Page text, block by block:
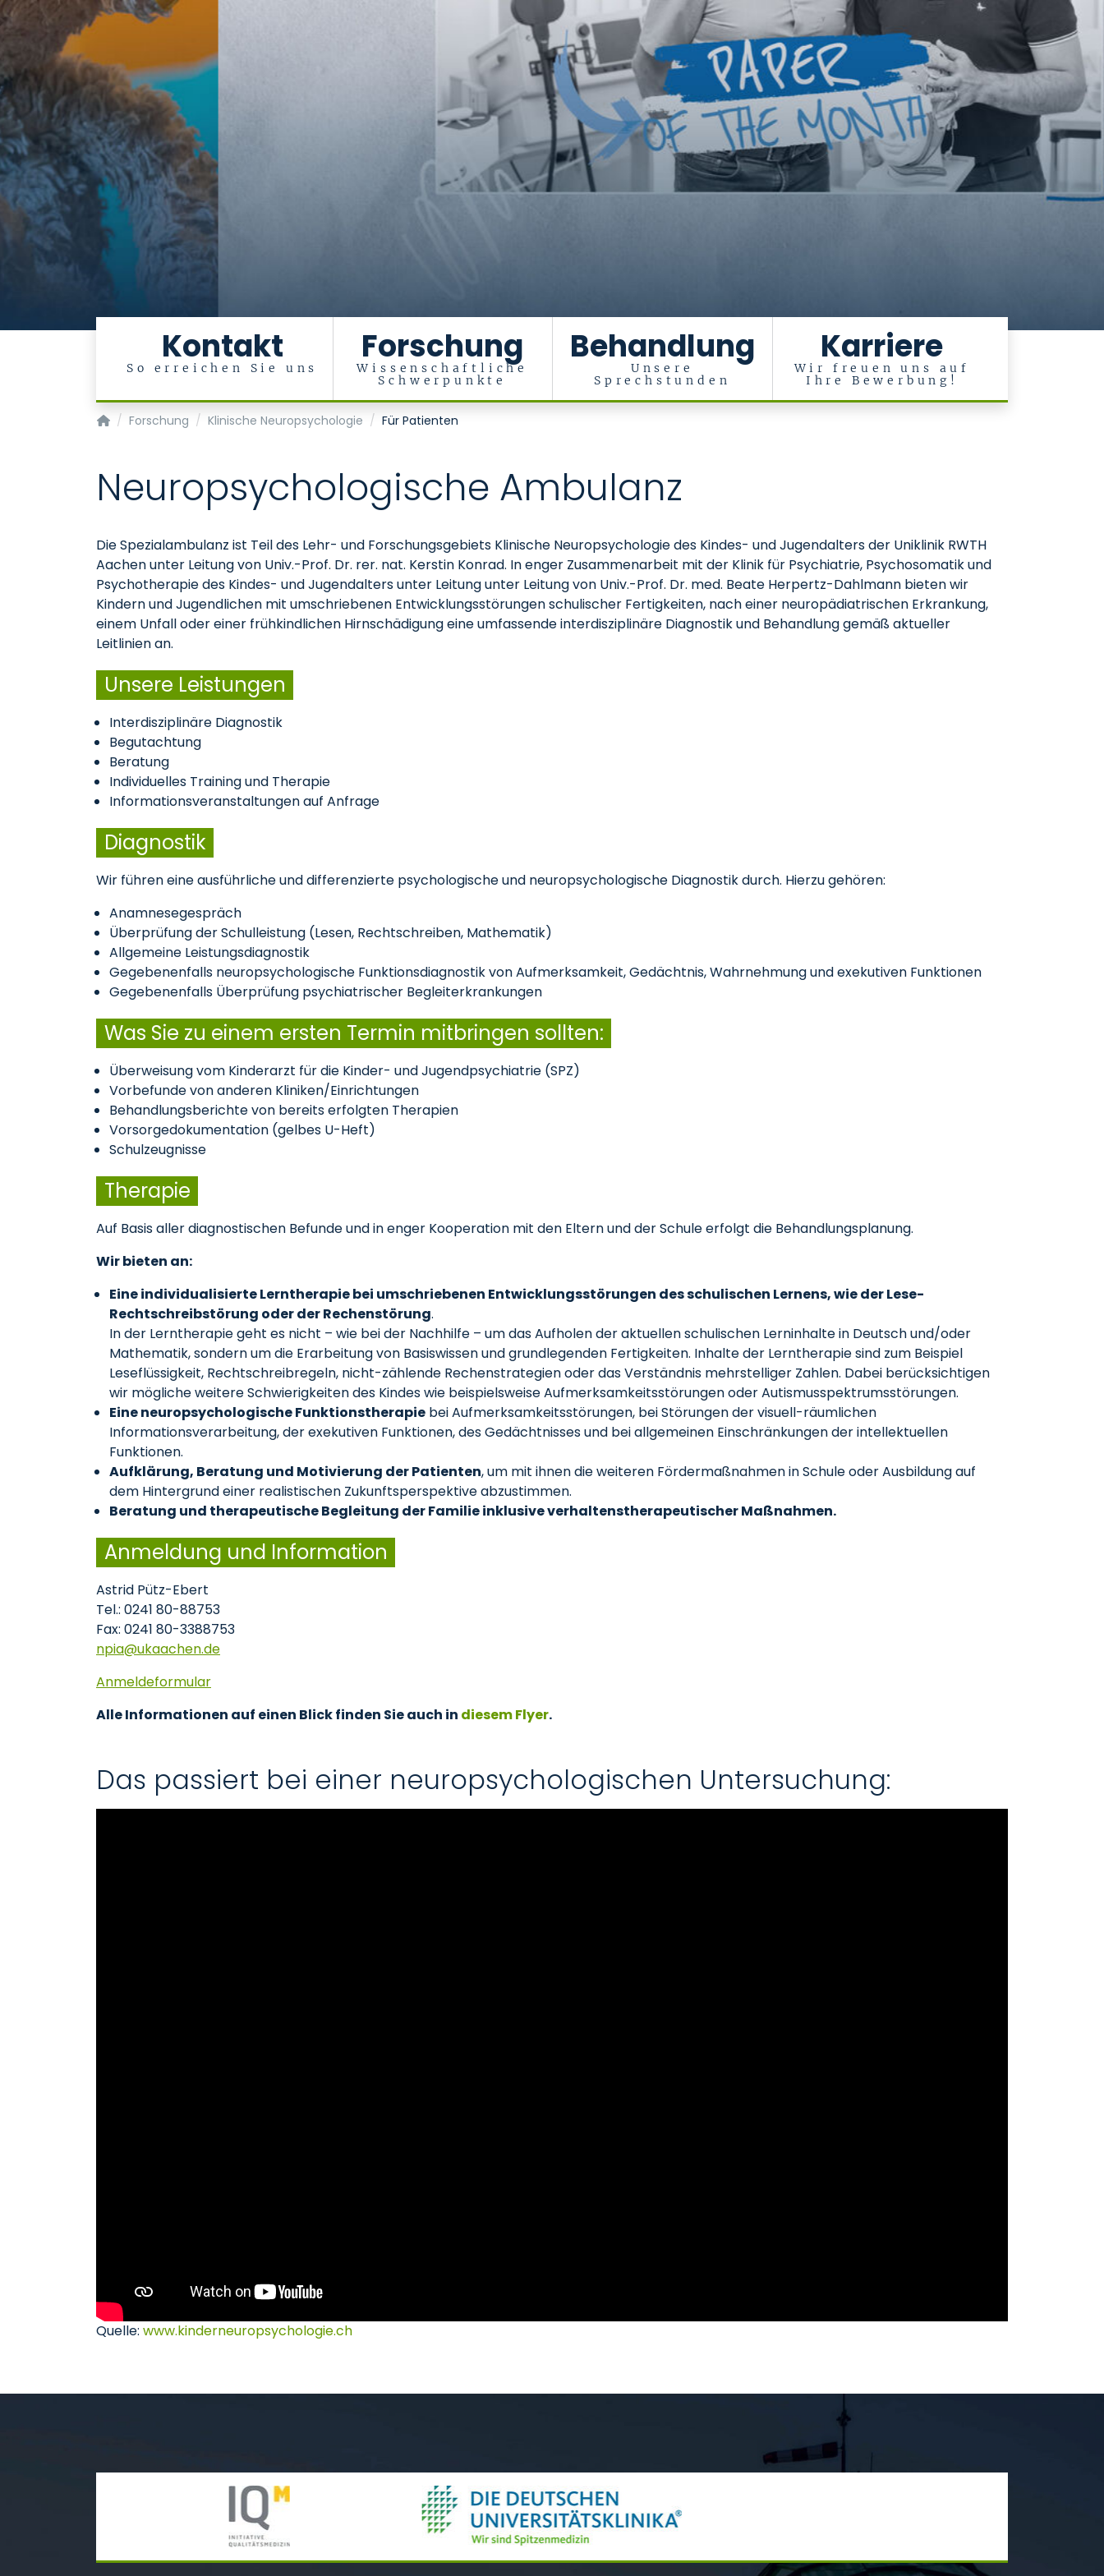
Kontakt
So erreichen Sie uns
Forschung
Wissenschaftliche
Schwerpunkte
Behandlung
Unsere
Sprechstunden
Karriere
Wir freuen uns auf
Ihre Bewerbung!
Klinik für Psychiatrie, Psychosomatik und Psychotherapie des Kindes- und Jugendalters
Forschung Klinische Neuropsychologie Für Patienten
Neuropsychologische Ambulanz
Die Spezialambulanz ist Teil des Lehr- und Forschungsgebiets Klinische Neuropsychologie des Kindes- und Jugendalters der Uniklinik RWTH
Aachen unter Leitung von Univ.-Prof. Dr. rer. nat. Kerstin Konrad. In enger Zusammenarbeit mit der Klinik für Psychiatrie, Psychosomatik und
Psychotherapie des Kindes- und Jugendalters unter Leitung unter Leitung von Univ.-Prof. Dr. med. Beate Herpertz-Dahlmann bieten wir
Kindern und Jugendlichen mit umschriebenen Entwicklungsstörungen schulischer Fertigkeiten, nach einer neuropädiatrischen Erkrankung,
einem Unfall oder einer frühkindlichen Hirnschädigung eine umfassende interdisziplinäre Diagnostik und Behandlung gemäß aktueller
Leitlinien an.
Unsere Leistungen
Interdisziplinäre Diagnostik
Begutachtung
Beratung
Individuelles Training und Therapie
Informationsveranstaltungen auf Anfrage
Diagnostik
Wir führen eine ausführliche und differenzierte psychologische und neuropsychologische Diagnostik durch. Hierzu gehören:
Anamnesegespräch
Überprüfung der Schulleistung (Lesen, Rechtschreiben, Mathematik)
Allgemeine Leistungsdiagnostik
Gegebenenfalls neuropsychologische Funktionsdiagnostik von Aufmerksamkeit, Gedächtnis, Wahrnehmung und exekutiven Funktionen
Gegebenenfalls Überprüfung psychiatrischer Begleiterkrankungen
Was Sie zu einem ersten Termin mitbringen sollten:
Überweisung vom Kinderarzt für die Kinder- und Jugendpsychiatrie (SPZ)
Vorbefunde von anderen Kliniken/Einrichtungen
Behandlungsberichte von bereits erfolgten Therapien
Vorsorgedokumentation (gelbes U-Heft)
Schulzeugnisse
Therapie
Auf Basis aller diagnostischen Befunde und in enger Kooperation mit den Eltern und der Schule erfolgt die Behandlungsplanung.
Wir bieten an:
Eine individualisierte Lerntherapie bei umschriebenen Entwicklungsstörungen des schulischen Lernens, wie der Lese-
Rechtschreibstörung oder der Rechenstörung.
In der Lerntherapie geht es nicht – wie bei der Nachhilfe – um das Aufholen der aktuellen schulischen Lerninhalte in Deutsch und/oder
Mathematik, sondern um die Erarbeitung von Basiswissen und grundlegenden Fertigkeiten. Inhalte der Lerntherapie sind zum Beispiel
Leseflüssigkeit, Rechtschreibregeln, nicht-zählende Rechenstrategien oder das Verständnis mehrstelliger Zahlen. Dabei berücksichtigen
wir mögliche weitere Schwierigkeiten des Kindes wie beispielsweise Aufmerksamkeitsstörungen oder Autismusspektrumsstörungen.
Eine neuropsychologische Funktionstherapie bei Aufmerksamkeitsstörungen, bei Störungen der visuell-räumlichen
Informationsverarbeitung, der exekutiven Funktionen, des Gedächtnisses und bei allgemeinen Einschränkungen der intellektuellen
Funktionen.
Aufklärung, Beratung und Motivierung der Patienten, um mit ihnen die weiteren Fördermaßnahmen in Schule oder Ausbildung auf
dem Hintergrund einer realistischen Zukunftsperspektive abzustimmen.
Beratung und therapeutische Begleitung der Familie inklusive verhaltenstherapeutischer Maßnahmen.
Anmeldung und Information
Astrid Pütz-Ebert
Tel.: 0241 80-88753
Fax: 0241 80-3388753
npia
ukaachende
Anmeldeformular
Alle Informationen auf einen Blick finden Sie auch in diesem Flyer.
Das passiert bei einer neuropsychologischen Untersuchung:
Quelle: www.kinderneuropsychologie.ch